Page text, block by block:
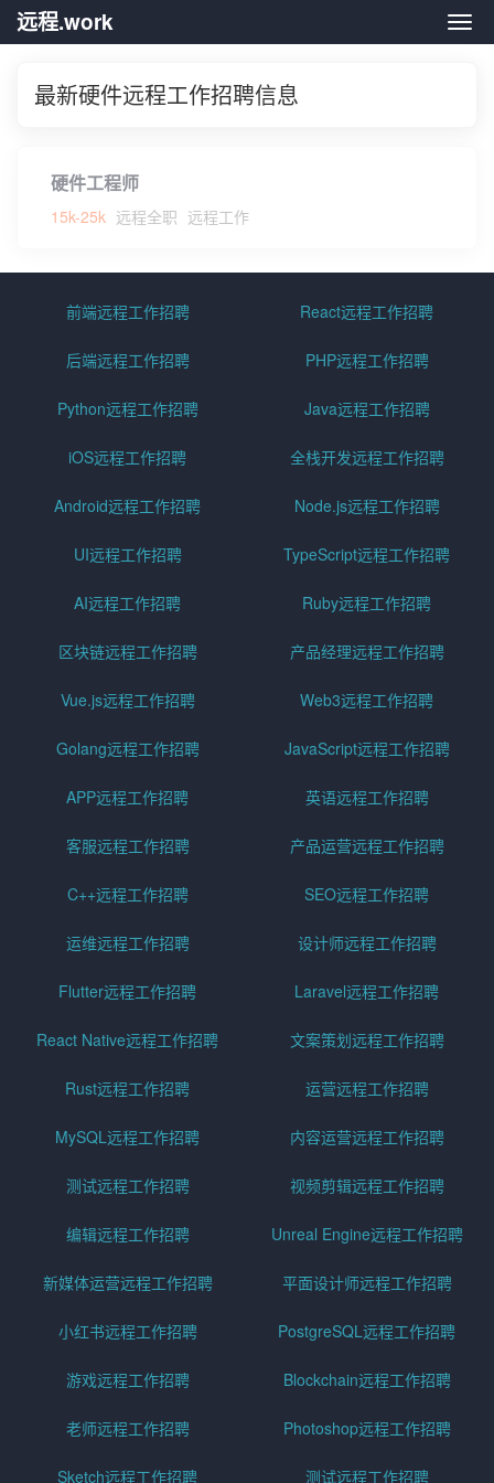
远
远程.work
最新硬件远程工作招聘信息
硬件工程师
15k-25k 远程全职 远程工作
前端远程工作招聘 React远程工作招聘
后端远程工作招聘 PHP远程工作招聘
Python远程工作招聘 Java远程工作招聘
iOS远程工作招聘 全栈开发远程工作招聘
Android远程工作招聘 Node.js远程工作招聘
UI远程工作招聘 TypeScript远程工作招聘
AI远程工作招聘 Ruby远程工作招聘
区块链远程工作招聘 产品经理远程工作招聘
Vue.js远程工作招聘 Web3远程工作招聘
Golang远程工作招聘 JavaScript远程工作招聘
APP远程工作招聘 英语远程工作招聘
客服远程工作招聘 产品运营远程工作招聘
C++远程工作招聘 SEO远程工作招聘
运维远程工作招聘 设计师远程工作招聘
Flutter远程工作招聘 Laravel远程工作招聘
React Native远程工作招聘 文案策划远程工作招聘
Rust远程工作招聘 运营远程工作招聘
MySQL远程工作招聘 内容运营远程工作招聘
测试远程工作招聘 视频剪辑远程工作招聘
编辑远程工作招聘 Unreal Engine远程工作招聘
新媒体运营远程工作招聘 平面设计师远程工作招聘
小红书远程工作招聘 PostgreSQL远程工作招聘
游戏远程工作招聘 Blockchain远程工作招聘
老师远程工作招聘 Photoshop远程工作招聘
Sketch远程工作招聘 测试远程工作招聘